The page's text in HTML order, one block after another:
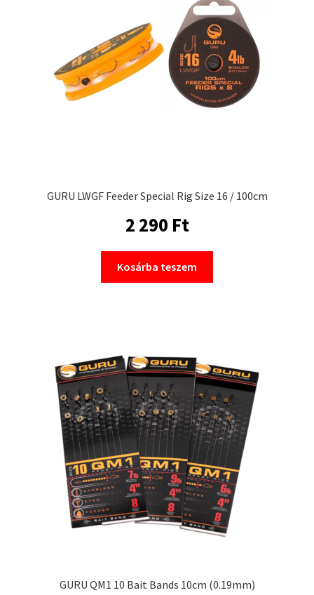
GURU LWGF Feeder Special Rig Size 16 / 100cm
2 290 Ft
Kosárba teszem
GURU QM1 10 Bait Bands 10cm (0.19mm)